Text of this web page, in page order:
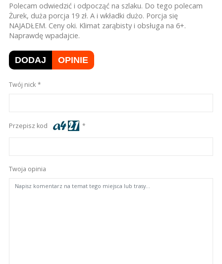
Polecam odwiedzić i odpocząć na szlaku. Do tego polecam
Żurek, duża porcja 19 zł. A i wkładki dużo. Porcja się
NAJADŁEM. Ceny oki. Klimat zarąbisty i obsługa na 6+.
Naprawdę wpadajcie.
DODAJ OPINIE
Twój nick
Przepisz kod
Twoja opinia